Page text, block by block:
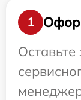
1
Оставьте